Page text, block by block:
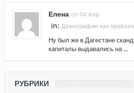
Елена on 04 Апр
in: Демография как
Ну был же в Дагестане
капиталы выдавались на ...
РУБРИКИ